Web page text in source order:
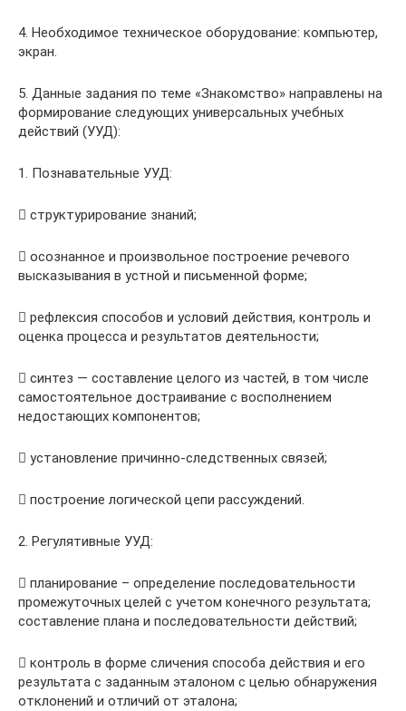
4. Необходимое техническое оборудование: компьютер,
экран.
5. Данные задания по теме «Знакомство» направлены на
формирование следующих универсальных учебных
действий (УУД):
1. Познавательные УУД:
 структурирование знаний;
 осознанное и произвольное построение речевого
высказывания в устной и письменной форме;
 рефлексия способов и условий действия, контроль и
оценка процесса и результатов деятельности;
 синтез — составление целого из частей, в том числе
самостоятельное достраивание с восполнением
недостающих компонентов;
 установление причинно-следственных связей;
 построение логической цепи рассуждений.
2. Регулятивные УУД:
 планирование – определение последовательности
промежуточных целей с учетом конечного результата;
составление плана и последовательности действий;
 контроль в форме сличения способа действия и его
результата с заданным эталоном с целью обнаружения
отклонений и отличий от эталона;